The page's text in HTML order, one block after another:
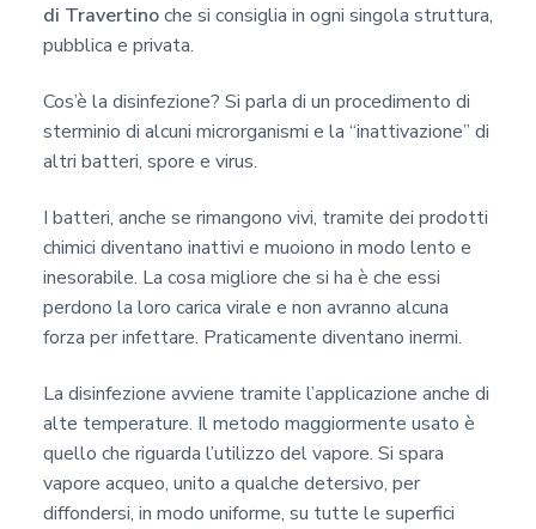
di Travertinoche si consiglia in ogni singola struttura,
pubblica e privata.
Cos’è la disinfezione? Si parla di un procedimento di
sterminio di alcuni microrganismi e la “inattivazione” di
altri batteri, spore e virus.
I batteri, anche se rimangono vivi, tramite dei prodotti
chimici diventano inattivi e muoiono in modo lento e
inesorabile. La cosa migliore che si ha è che essi
perdono la loro carica virale e non avranno alcuna
forza per infettare. Praticamente diventano inermi.
La disinfezione avviene tramite l’applicazione anche di
alte temperature. Il metodo maggiormente usato è
quello che riguarda l’utilizzo del vapore. Si spara
vapore acqueo, unito a qualche detersivo, per
diffondersi, in modo uniforme, su tutte le superfici